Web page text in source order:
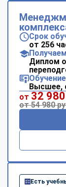
Срок
от 256
Диплом
Высшее,
от 32
от 54 980
Есть